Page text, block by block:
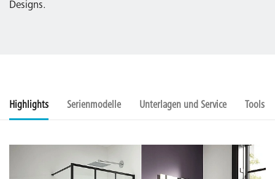
Designs.
Highlights Serienmodelle Unterlagen und Service Tools